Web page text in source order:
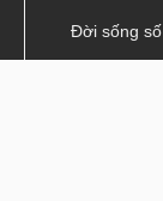
Đời sống số